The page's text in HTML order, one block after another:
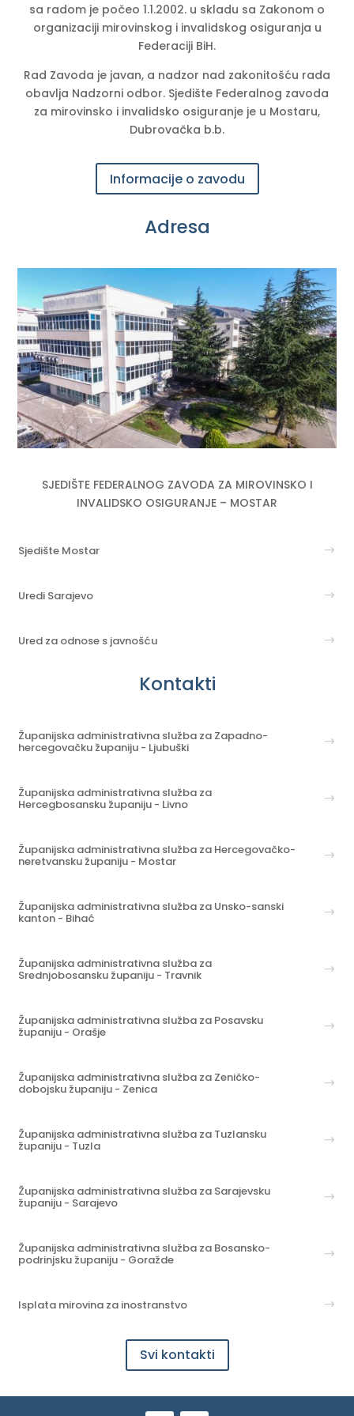
sa radom je počeo 1.1.2002. u skladu sa Zakonom o
organizaciji mirovinskog i invalidskog osiguranja u
Federaciji BiH.
Rad Zavoda je javan, a nadzor nad zakonitošću rada
obavlja Nadzorni odbor. Sjedište Federalnog zavoda
za mirovinsko i invalidsko osiguranje je u Mostaru,
Dubrovačka b.b.
Informacije o zavodu
Adresa
SJEDIŠTE FEDERALNOG ZAVODA ZA MIROVINSKO I
INVALIDSKO OSIGURANJE – MOSTAR
Sjedište Mostar
Uredi Sarajevo
Ured za odnose s javnošću
Kontakti
Županijska administrativna služba za Zapadno-
hercegovačku županiju - Ljubuški
Županijska administrativna služba za
Hercegbosansku županiju - Livno
Županijska administrativna služba za Hercegovačko-
neretvansku županiju - Mostar
Županijska administrativna služba za Unsko-sanski
kanton - Bihać
Županijska administrativna služba za
Srednjobosansku županiju - Travnik
Županijska administrativna služba za Posavsku
županiju - Orašje
Županijska administrativna služba za Zeničko-
dobojsku županiju - Zenica
Županijska administrativna služba za Tuzlansku
županiju - Tuzla
Županijska administrativna služba za Sarajevsku
županiju - Sarajevo
Županijska administrativna služba za Bosansko-
podrinjsku županiju - Goražde
Isplata mirovina za inostranstvo
Svi kontakti